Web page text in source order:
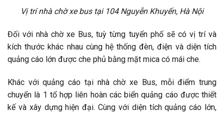
Vị trí nhà chờ xe bus tại 104 Nguyễn Khuyến, Hà Nội
Đối với nhà chờ xe Bus, tuỳ từng tuyến phố sẽ có vị trí và
kích thước khác nhau cùng hệ thống đèn, điện và diện tích
quảng cáo lớn được che phủ bằng mặt mica có mái che.
Khác với quảng cáo tại nhà chờ xe Bus, mỗi điểm trung
chuyển là 1 tổ hợp liên hoàn các biển quảng cáo được thiết
kế và xây dựng hiện đại. Cùng với diện tích quảng cáo lớn,